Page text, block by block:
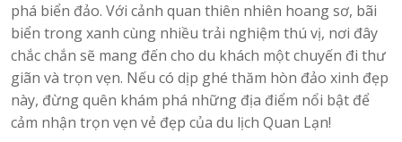
phá biển đảo. Với cảnh quan thiên nhiên hoang sơ, bãi
biển trong xanh cùng nhiều trải nghiệm thú vị, nơi đây
chắc chắn sẽ mang đến cho du khách một chuyến đi thư
giãn và trọn vẹn. Nếu có dịp ghé thăm hòn đảo xinh đẹp
này, đừng quên khám phá những địa điểm nổi bật để
cảm nhận trọn vẹn vẻ đẹp của du lịch Quan Lạn!